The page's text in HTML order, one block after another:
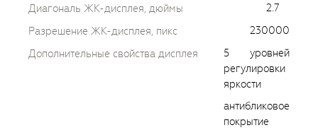
Диагональ ЖК-дисплея, дюймы
2.7
Разрешение ЖК-дисплея, пикс
230000
Дополнительные свойства дисплея
5 уровней
регулировки
яркости
антибликовое
покрытие